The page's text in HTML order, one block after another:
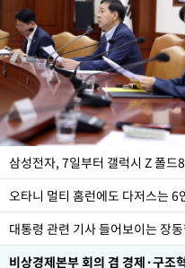
오타니 멀티 홈런에도 다저스는 6
대통령 관련 기사 들어보이는 장